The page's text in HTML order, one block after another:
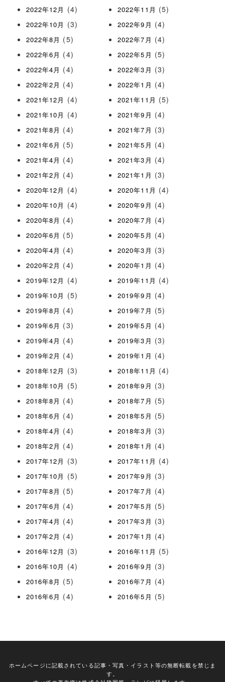
2022年12月 (4) 2022年11月 (5)
2022年10月 (3) 2022年9月 (4)
2022年8月 (5) 2022年7月 (4)
2022年6月 (4) 2022年5月 (5)
2022年4月 (4) 2022年3月 (3)
2022年2月 (4) 2022年1月 (4)
2021年12月 (4) 2021年11月 (5)
2021年10月 (4) 2021年9月 (4)
2021年8月 (4) 2021年7月 (3)
2021年6月 (5) 2021年5月 (4)
2021年4月 (4) 2021年3月 (4)
2021年2月 (4) 2021年1月 (3)
2020年12月 (4) 2020年11月 (4)
2020年10月 (4) 2020年9月 (4)
2020年8月 (4) 2020年7月 (4)
2020年6月 (5) 2020年5月 (4)
2020年4月 (4) 2020年3月 (3)
2020年2月 (4) 2020年1月 (4)
2019年12月 (4) 2019年11月 (4)
2019年10月 (5) 2019年9月 (4)
2019年8月 (4) 2019年7月 (5)
2019年6月 (3) 2019年5月 (4)
2019年4月 (4) 2019年3月 (3)
2019年2月 (4) 2019年1月 (4)
2018年12月 (3) 2018年11月 (4)
2018年10月 (5) 2018年9月 (3)
2018年8月 (4) 2018年7月 (5)
2018年6月 (4) 2018年5月 (5)
2018年4月 (4) 2018年3月 (3)
2018年2月 (4) 2018年1月 (4)
2017年12月 (3) 2017年11月 (4)
2017年10月 (5) 2017年9月 (3)
2017年8月 (5) 2017年7月 (4)
2017年6月 (4) 2017年5月 (5)
2017年4月 (4) 2017年3月 (3)
2017年2月 (4) 2017年1月 (4)
2016年12月 (3) 2016年11月 (5)
2016年10月 (4) 2016年9月 (3)
2016年8月 (5) 2016年7月 (4)
2016年6月 (4) 2016年5月 (5)
ホームページに記載されている記事・写真・イラスト等の無断転載を禁じま
す。